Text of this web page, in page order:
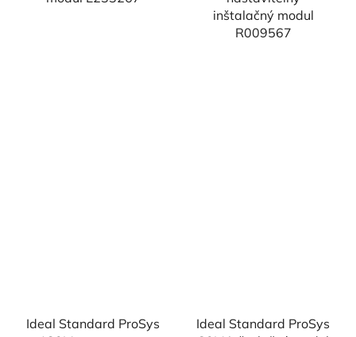
inštalačný modul
R009567
Ideal Standard ProSys
Ideal Standard ProSys